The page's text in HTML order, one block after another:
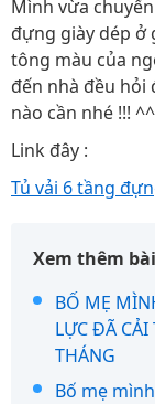
Mình vừa
đựng giày dép ở
tông màu của
đến nhà đều hỏi
nào cần nhé !!! ^^
Link đây :
Tủ vải 6 tầng
Xem thêm
BỐ MẸ
LỰC ĐÃ CẢI
THÁNG
Bố mẹ